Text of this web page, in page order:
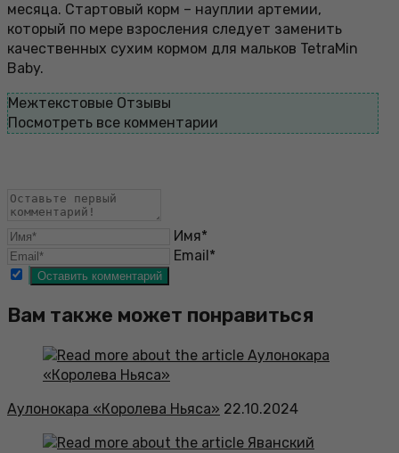
месяца. Стартовый корм – науплии артемии,
который по мере взросления следует заменить
качественных сухим кормом для мальков TetraMin
Baby.
Межтекстовые Отзывы
Посмотреть все комментарии
Имя*
Email*
Вам также может понравиться
Аулонокара «Королева Ньяса» 22.10.2024